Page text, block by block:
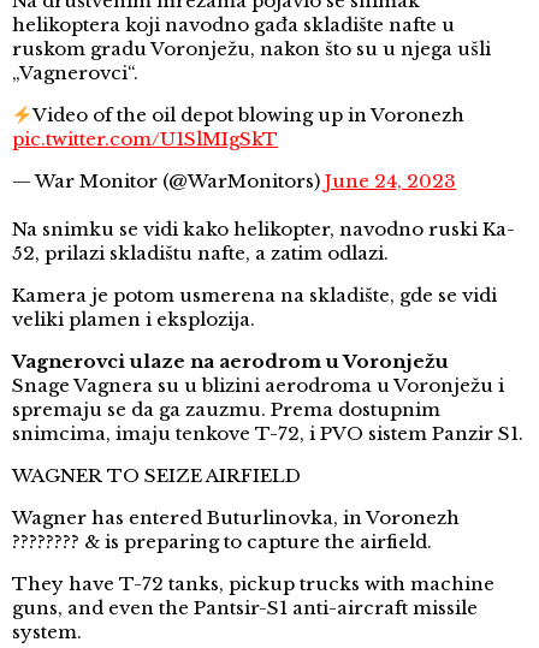
helikoptera koji navodno gađa skladište nafte u
ruskom gradu Voronježu, nakon što su u njega ušli
„Vagnerovci“.
Video of the oil depot blowing up in Voronezh
pic.twitter.com/U1SlMIgSkT
— War Monitor (@WarMonitors) June 24, 2023
Na snimku se vidi kako helikopter, navodno ruski Ka-
52, prilazi skladištu nafte, a zatim odlazi.
Kamera je potom usmerena na skladište, gde se vidi
veliki plamen i eksplozija.
Vagnerovci ulaze na aerodrom u Voronježu
Snage Vagnera su u blizini aerodroma u Voronježu i
spremaju se da ga zauzmu. Prema dostupnim
snimcima, imaju tenkove T-72, i PVO sistem Panzir S1.
WAGNER TO SEIZE AIRFIELD
Wagner has entered Buturlinovka, in Voronezh
???????? & is preparing to capture the airfield.
They have T-72 tanks, pickup trucks with machine
guns, and even the Pantsir-S1 anti-aircraft missile
system.